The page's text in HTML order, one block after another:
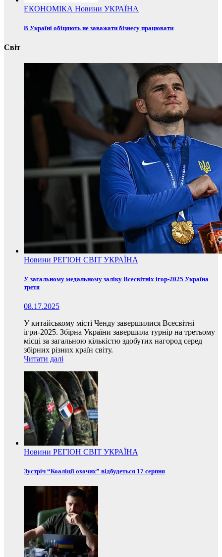
ЕКОНОМІКА Новини УКРАЇНА
В Україні обіцяють не заважати бізнесу працювати
Світ
Новини РЕГІОН СВІТ УКРАЇНА
У загальному медальному заліку Всесвітніх ігор-2025 Україна
третя
08.17.2025
У китайському місті Ченду завершилися Всесвітні
ігри-2025. Збірна України завершила турнір на третьому
місці за загальною кількістю здобутих нагород серед
збірних різних країн світу.
Читати далі
Новини РЕГІОН СВІТ УКРАЇНА
Зустріч “Коаліції охочих” відбудеться 17 серпня